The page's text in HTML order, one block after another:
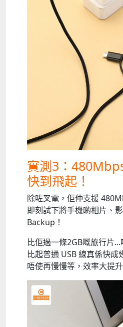
實測3：
快到飛起！
除咗叉電，佢仲支援
即刻試下將手機啲相片、
Backup！
比佢過一條2GB嘅旅行片
比起普通 USB 線真係快成
唔使再慢慢等，效率大提升